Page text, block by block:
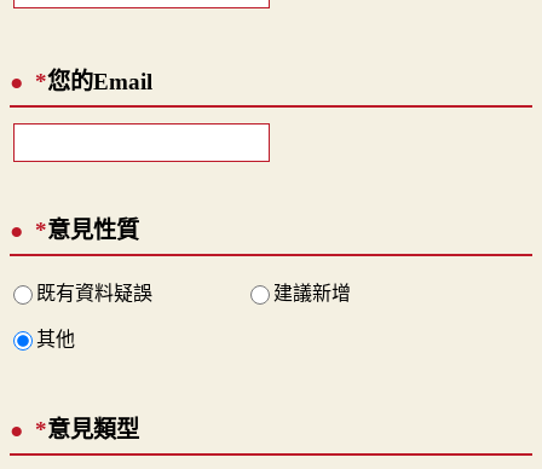
*您的Email
*意見性質
既有資料疑誤 建議新增
其他
*意見類型